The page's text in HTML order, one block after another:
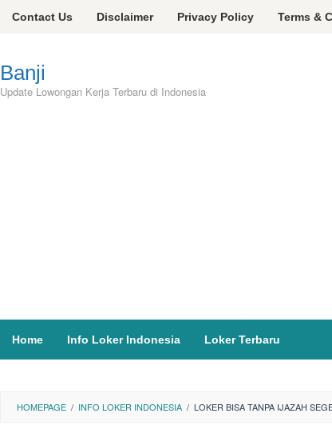
Contact Us Disclaimer Privacy Policy Terms &
Banji
Update Lowongan Kerja Terbaru di Indonesia
Home Info Loker Indonesia Loker Terbaru
HOMEPAGE / INFO LOKER INDONESIA / LOKER BISA TANPA IJAZAH